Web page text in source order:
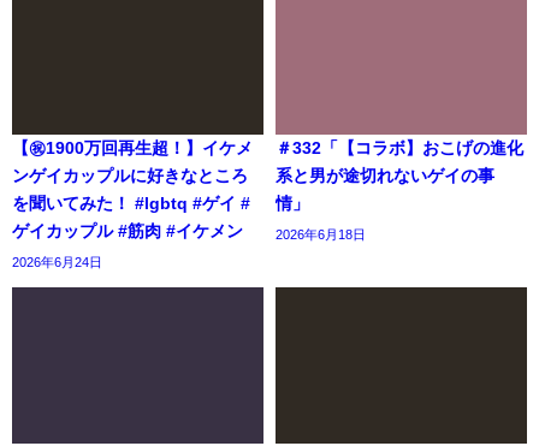
【㊗️1900万回再生超！】イケメ
ンゲイカップルに好きなところ
を聞いてみた！ #lgbtq #ゲイ #
ゲイカップル #筋肉 #イケメン
2026年6月24日
＃332「【コラボ】おこげの進化
系と男が途切れないゲイの事
情」
2026年6月18日